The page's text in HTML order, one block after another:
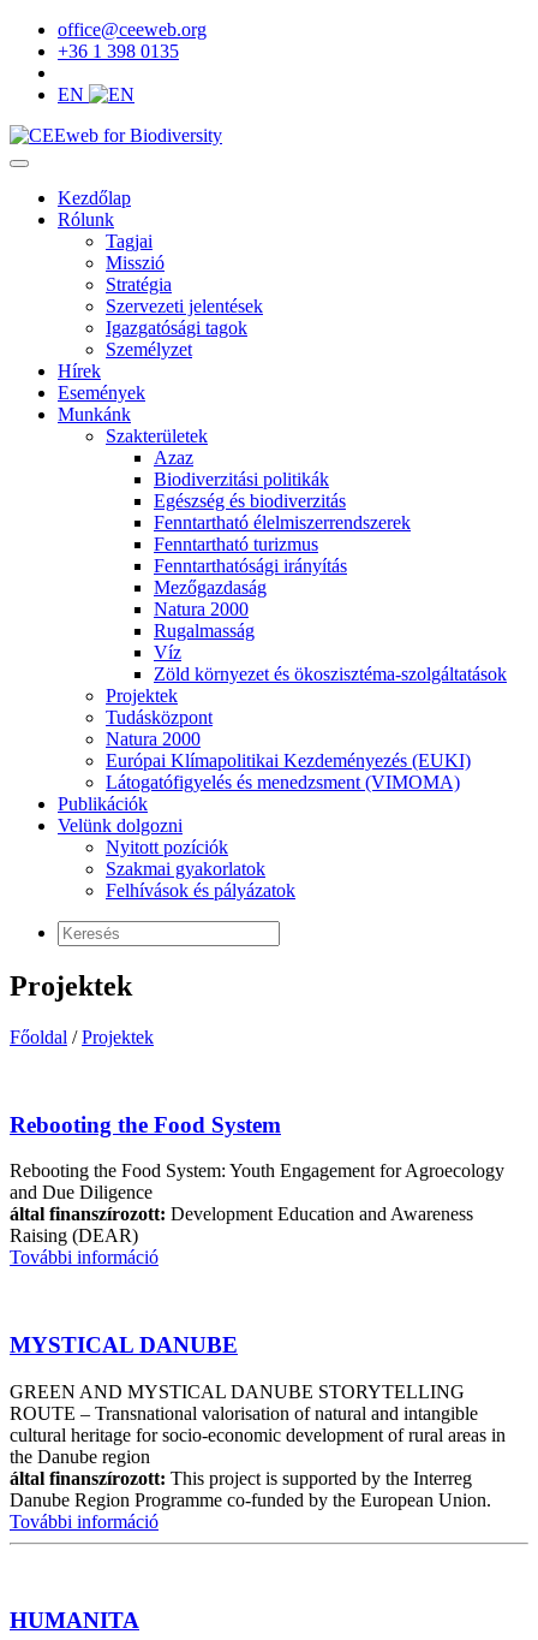
office@ceeweb.org
+36 1 398 0135
EN
Kezdőlap
Rólunk
Tagjai
Misszió
Stratégia
Szervezeti jelentések
Igazgatósági tagok
Személyzet
Hírek
Események
Munkánk
Szakterületek
Azaz
Biodiverzitási politikák
Egészség és biodiverzitás
Fenntartható élelmiszerrendszerek
Fenntartható turizmus
Fenntarthatósági irányítás
Mezőgazdaság
Natura 2000
Rugalmasság
Víz
Zöld környezet és ökoszisztéma-szolgáltatások
Projektek
Tudásközpont
Natura 2000
Európai Klímapolitikai Kezdeményezés (EUKI)
Látogatófigyelés és menedzsment (VIMOMA)
Publikációk
Velünk dolgozni
Nyitott pozíciók
Szakmai gyakorlatok
Felhívások és pályázatok
Projektek
Főoldal /Projektek
Rebooting the Food System
Rebooting the Food System: Youth Engagement for Agroecology
and Due Diligence
által finanszírozott: Development Education and Awareness
Raising (DEAR)
További információ
MYSTICAL DANUBE
GREEN AND MYSTICAL DANUBE STORYTELLING
ROUTE – Transnational valorisation of natural and intangible
cultural heritage for socio-economic development of rural areas in
the Danube region
által finanszírozott: This project is supported by the Interreg
Danube Region Programme co-funded by the European Union.
További információ
HUMANITA